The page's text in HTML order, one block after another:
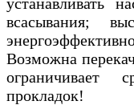
всасывания;
Возможна
прокладок!